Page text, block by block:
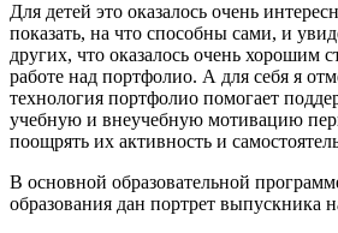
Для детей это оказалось очень
показать, на что способны сами, и
других, что оказалось очень хорошим
работе над портфолио. А для себя я
технология портфолио помогает
учебную и внеучебную мотивацию
поощрять их активность и
В основной образовательной
образования дан портрет выпускника